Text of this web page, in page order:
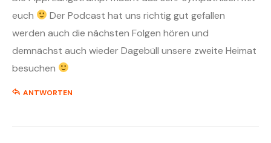
euch
Der Podcast hat uns richtig gut gefallen
werden auch die nächsten Folgen hören und
demnächst auch wieder Dagebüll unsere zweite Heimat
besuchen
ANTWORTEN